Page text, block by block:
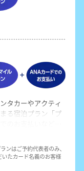
タカーやアクティ
る宿泊プラン「プ
のお支払いなど、
につき1マイル、プ
マイルを貯める
で支払えば、さら
ンはご予約代表者のみ、
たカード名義のお客様